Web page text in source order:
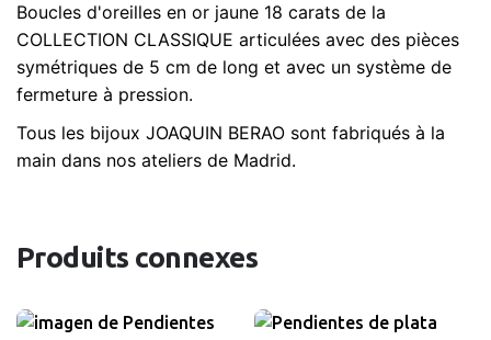
Boucles d'oreilles en or jaune 18 carats de la
COLLECTION CLASSIQUE articulées avec des pièces
symétriques de 5 cm de long et avec un système de
fermeture à pression.
Tous les bijoux JOAQUIN BERAO sont fabriqués à la
main dans nos ateliers de Madrid.
Produits connexes